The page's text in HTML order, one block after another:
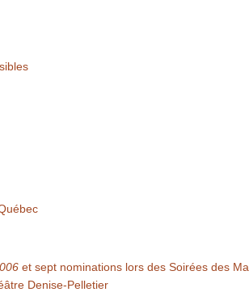
et sept nominations lors des Soirées des
Denise-Pelletier